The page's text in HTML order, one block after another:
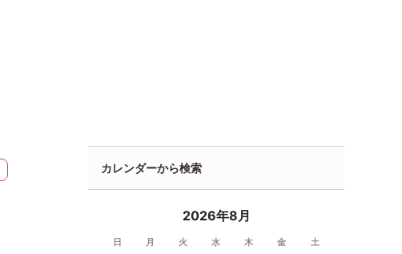
カレンダーから検索
2026年8月
日 月 火 水 木 金 土